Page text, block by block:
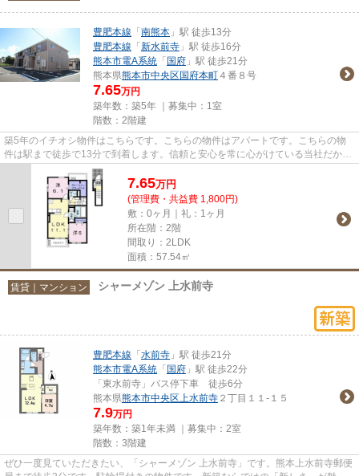
豊肥本線 「 南熊本 」駅 徒歩13分
豊肥本線 「 新水前寺 」駅 徒歩16分
熊本市電A系統 「 国府 」駅 徒歩21分
熊本県熊本市中央区 国府本町 ４番８号
7.65万円
築年数：築5年 ｜募集中： 1室
階数：2階建
築5年のイチオシ物件はこちらです。こちらの物件はアパートです。こちらの物
件は駅まで徒歩で13分で到着します。信頼と安心を常に心がけている当社だから
こそ、ご紹介できる熊本市中央...
7.65万円
(管理費・共益費 1,800円)
敷：0ヶ月｜礼：1ヶ月
所在階：2階
間取り：2LDK
面積：57.54㎡
賃貸｜マンション シャーメゾン 上水前寺
豊肥本線 「 水前寺 」駅 徒歩21分
熊本市電A系統 「 国府 」駅 徒歩22分
「東水前寺」バス停下車 徒歩6分
熊本県熊本市中央区上水前寺 ２丁目１１-１５
7.9万円
築年数：築1年未満 ｜募集中： 2室
階数：3階建
ぜひ一度見ていただきたい、「シャーメゾン 上水前寺」です。熊本上水前寺郵便